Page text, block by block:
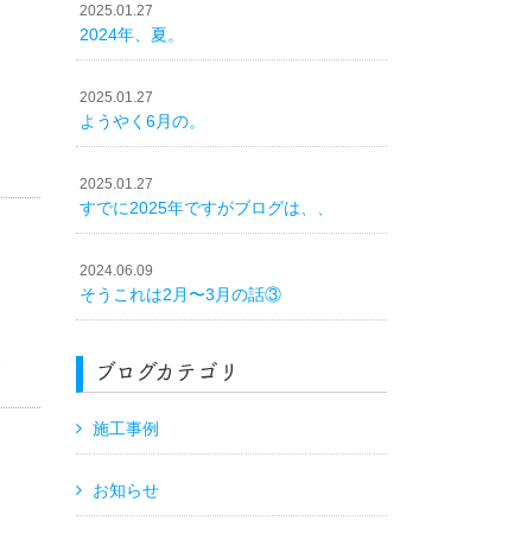
2025.01.27
2024年、夏。
2025.01.27
ようやく6月の。
2025.01.27
すでに2025年ですがブログは、、
2024.06.09
そうこれは2月〜3月の話③
ブログカテゴリ
施工事例
お知らせ